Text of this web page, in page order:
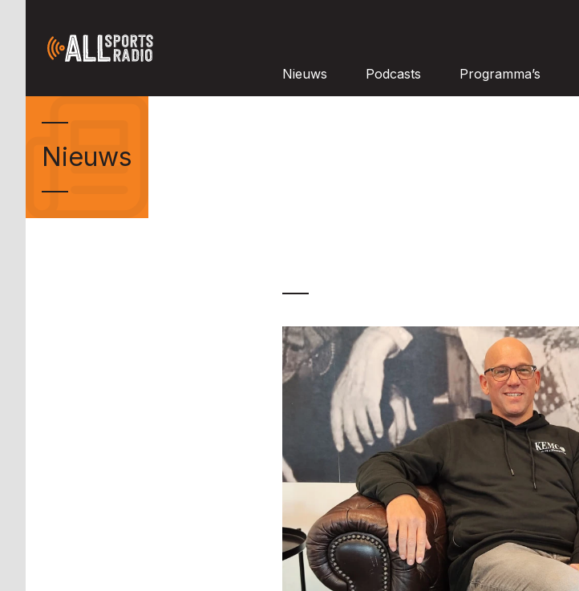
Nieuws Podcasts Programma’s
Nieuws